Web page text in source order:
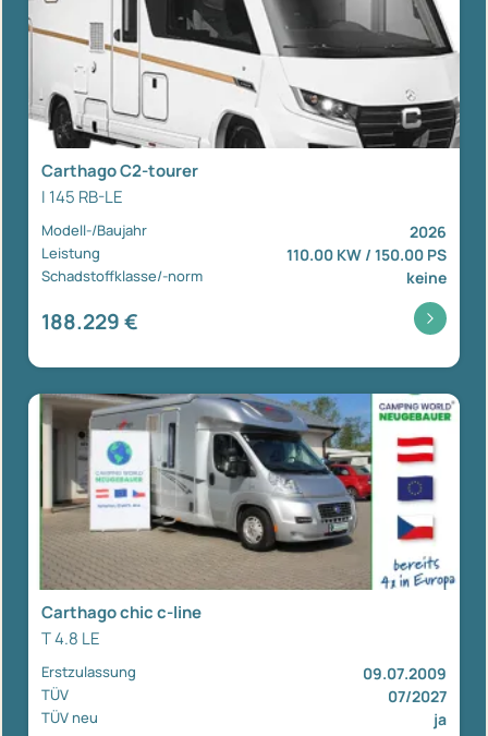
Carthago C2-tourer
I 145 RB-LE
Modell-/Baujahr 2026
Leistung 110.00 KW / 150.00 PS
Schadstoffklasse/-norm keine
188.229 €
Carthago chic c-line
T 4.8 LE
Erstzulassung 09.07.2009
TÜV 07/2027
TÜV neu ja